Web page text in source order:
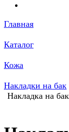
Главная
Каталог
Кожа
Накладки на бак
Накладка на